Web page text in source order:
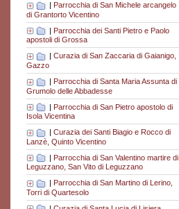
Parrocchia di San Michele arcangelo
di Grantorto Vicentino
| Parrocchia dei Santi Pietro e Paolo
apostoli di Grossa
Curazia di San Zaccaria di Gaianigo,
Gazzo
| Parrocchia di Santa Maria Assunta di
Grumolo delle Abbadesse
| Parrocchia di San Pietro apostolo di
Isola Vicentina
| Curazia dei Santi Biagio e Rocco di
Lanzè, Quinto Vicentino
| Parrocchia di San Valentino martire di
Leguzzano, San Vito di Leguzzano
| Parrocchia di San Martino di Lerino,
Torri di Quartesolo